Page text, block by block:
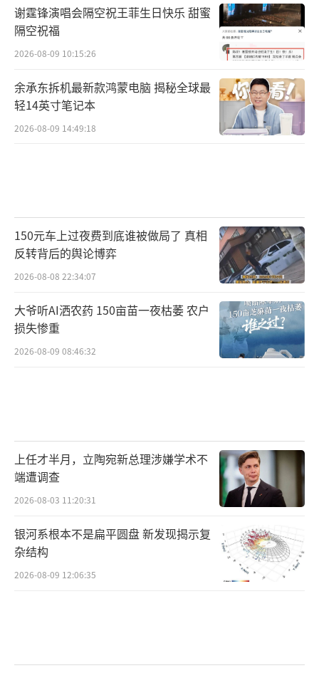
谢霆锋演唱会隔空祝王菲生日快乐 甜蜜
隔空祝福
2026-08-09 10:15:26
余承东拆机最新款鸿蒙电脑 揭秘全球最
轻14英寸笔记本
2026-08-09 14:49:18
150元车上过夜费到底谁被做局了 真相
反转背后的舆论博弈
2026-08-08 22:34:07
大爷听AI洒农药 150亩苗一夜枯萎 农户
损失惨重
2026-08-09 08:46:32
上任才半月，立陶宛新总理涉嫌学术不
端遭调查
2026-08-03 11:20:31
银河系根本不是扁平圆盘 新发现揭示复
杂结构
2026-08-09 12:06:35